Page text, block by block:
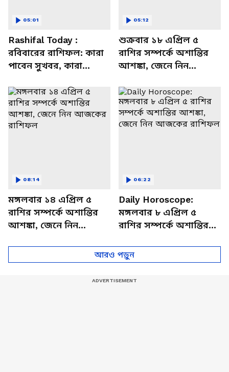
Rashifal Today :
রবিবারের রাশিফল: কারা
পাবেন সুখবর, কারা
বিশদে
05:01
শুক্রবার ১৮ এপ্রিল ৫
রাশির সম্পর্কে অশান্তির
আশঙ্কা, জেনে নিন
05:12
মঙ্গলবার ১৪ এপ্রিল ৫
রাশির সম্পর্কে অশান্তির
আশঙ্কা, জেনে নিন
08:14
Daily Horoscope:
মঙ্গলবার ৮ এপ্রিল ৫
রাশির সম্পর্কে অশান্তির
আজকের রাশিফল
06:22
আরও পড়ুন